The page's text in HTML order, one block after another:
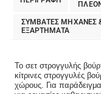
ΣΥΜΒΑΤΕΣ ΜΗΧΑΝΕΣ
ΕΞΑΡΤΗΜΑΤΑ
Το σετ στρογγυλής
κίτρινες στρογγυλές
χώρους. Για